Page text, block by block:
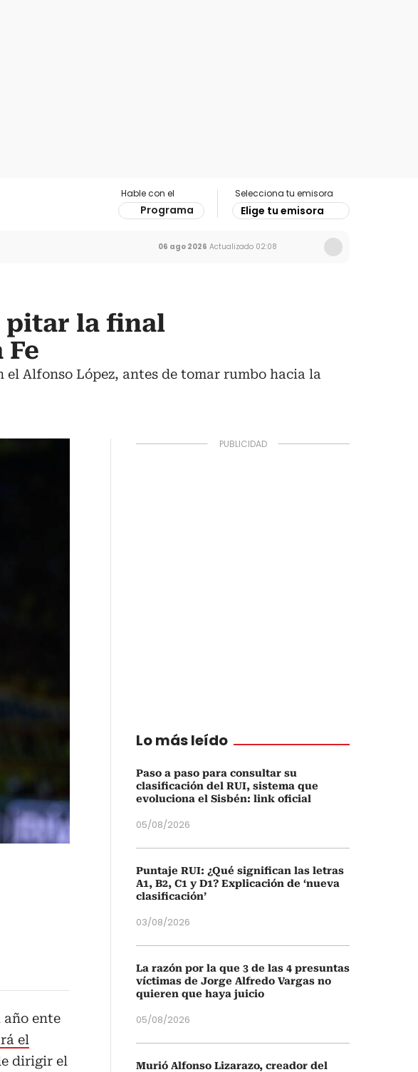
Hable con el
Programa
Selecciona tu emisora
Elige tu emisora
06 ago 2026 Actualizado 02:08
pitar la final
Alfonso López, antes de tomar rumbo hacia la
ente
el
dirigir el
Lo más leído
Paso a paso para consultar su
clasificación del RUI, sistema que
evoluciona el Sisbén: link oficial
05/08/2026
Puntaje RUI: ¿Qué significan las letras
A1, B2, C1 y D1? Explicación de ‘nueva
clasificación’
03/08/2026
La razón por la que 3 de las 4 presuntas
víctimas de Jorge Alfredo Vargas no
quieren que haya juicio
05/08/2026
Murió Alfonso Lizarazo, creador del